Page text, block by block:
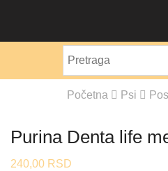
Početna Psi
Purina Denta life
240,00 RSD